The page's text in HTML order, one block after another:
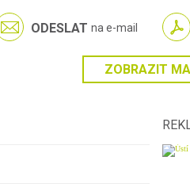
ODESLAT na e-mail
ZOBRAZIT